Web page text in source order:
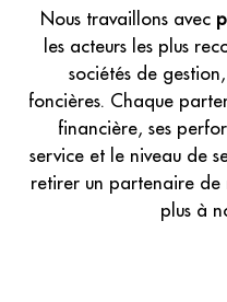
Nous travaillons avec
les acteurs les plus
sociétés de
foncières. Chaque
financière, ses
service et le niveau de
retirer un partenaire de
plus à